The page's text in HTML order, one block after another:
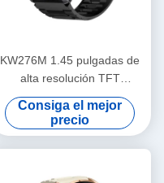
KW276M 1.45 pulgadas de
alta resolución TFT
Smartwatch con llamadas
Bluetooth
Consiga el mejor
precio